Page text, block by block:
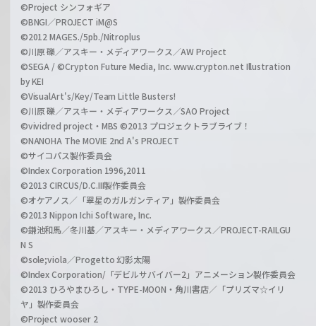
©Project シンフォギア
©BNGI／PROJECT iM@S
©2012 MAGES./5pb./Nitroplus
©川原 礫／アスキー・メディアワークス／AW Project
©SEGA / ©Crypton Future Media, Inc. www.crypton.net Illustration
by KEI
©VisualArt's/Key/Team Little Busters!
©川原 礫／アスキー・メディアワークス／SAO Project
©vividred project・MBS ©2013 プロジェクトラブライブ！
©NANOHA The MOVIE 2nd A's PROJECT
©サイコパス製作委員会
©Index Corporation 1996,2011
©2013 CIRCUS/D.C.III製作委員会
©オケアノス／「翠星のガルガンティア」製作委員会
©2013 Nippon Ichi Software, Inc.
©鎌池和馬／冬川基／アスキー・メディアワークス／PROJECT-RAILGU
N S
©sole;viola／Progetto 幻影太陽
©Index Corporation/「デビルサバイバー2」アニメーション製作委員会
©2013 ひろやまひろし・TYPE-MOON・角川書店／「プリズマ☆イリ
ヤ」製作委員会
©Project wooser 2